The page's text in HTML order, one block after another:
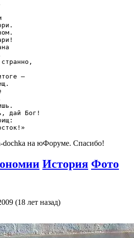
–
дай Бог!
dochka на юФоруме. Спасибо!
История Фото
(18 лет назад)